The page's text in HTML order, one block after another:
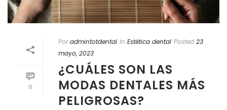
0
Por admintotdental In Estética dental Posted 23
mayo, 2023
¿CUÁLES SON LAS
MODAS DENTALES MÁS
PELIGROSAS?